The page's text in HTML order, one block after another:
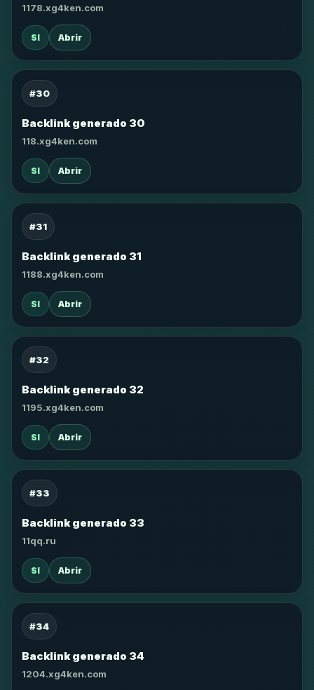
1178.xg4ken.com
SI Abrir
#30
Backlink generado 30
118.xg4ken.com
SI Abrir
#31
Backlink generado 31
1188.xg4ken.com
SI Abrir
#32
Backlink generado 32
1195.xg4ken.com
SI Abrir
#33
Backlink generado 33
11qq.ru
SI Abrir
#34
Backlink generado 34
1204.xg4ken.com